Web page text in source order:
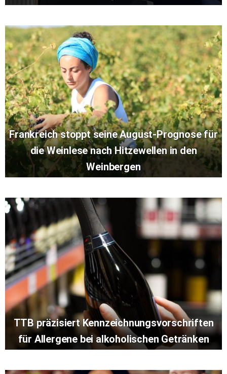
Frankreich stoppt seine August-Prognose für
die Weinlese nach Hitzewellen in den
Weinbergen
TTB präzisiert Kennzeichnungsvorschriften
für Allergene bei alkoholischen Getränken